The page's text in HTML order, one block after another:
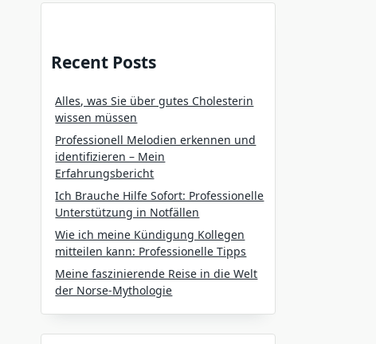
Recent Posts
Alles, was Sie über gutes Cholesterin
wissen müssen
Professionell Melodien erkennen und
identifizieren – Mein
Erfahrungsbericht
Ich Brauche Hilfe Sofort: Professionelle
Unterstützung in Notfällen
Wie ich meine Kündigung Kollegen
mitteilen kann: Professionelle Tipps
Meine faszinierende Reise in die Welt
der Norse-Mythologie